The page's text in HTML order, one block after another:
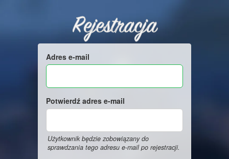
Rejestracja
Adres e-mail
Potwierdź adres e-mail
Użytkownik będzie zobowiązany do
sprawdzania tego adresu e-mail po rejestracji.